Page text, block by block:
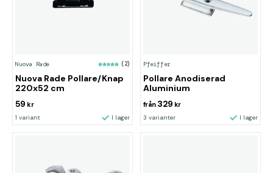
Nuova Rade (2)
Nuova Rade Pollare/Knap
220x52 cm
59 kr
1 variant I lager
Pfeiffer
Pollare Anodiserad
Aluminium
från 329 kr
3 varianter I lager